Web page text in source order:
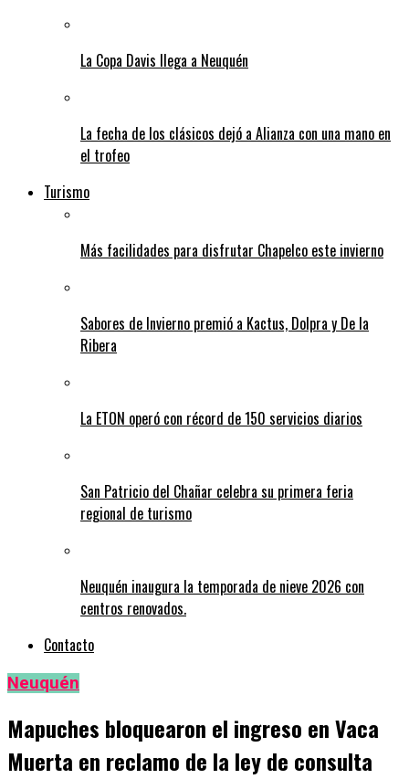
La Copa Davis llega a Neuquén
La fecha de los clásicos dejó a Alianza con una mano en
el trofeo
Turismo
Más facilidades para disfrutar Chapelco este invierno
Sabores de Invierno premió a Kactus, Dolpra y De la
Ribera
La ETON operó con récord de 150 servicios diarios
San Patricio del Chañar celebra su primera feria
regional de turismo
Neuquén inaugura la temporada de nieve 2026 con
centros renovados.
Contacto
Neuquén
Mapuches bloquearon el ingreso en Vaca
Muerta en reclamo de la ley de consulta